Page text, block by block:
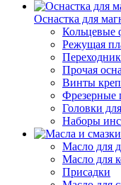
Оснастка для
Кольцевые
Режущая
Прочая
Винты
Фрезерные
Головки
Наборы
Масло для
Масло для
Присадки